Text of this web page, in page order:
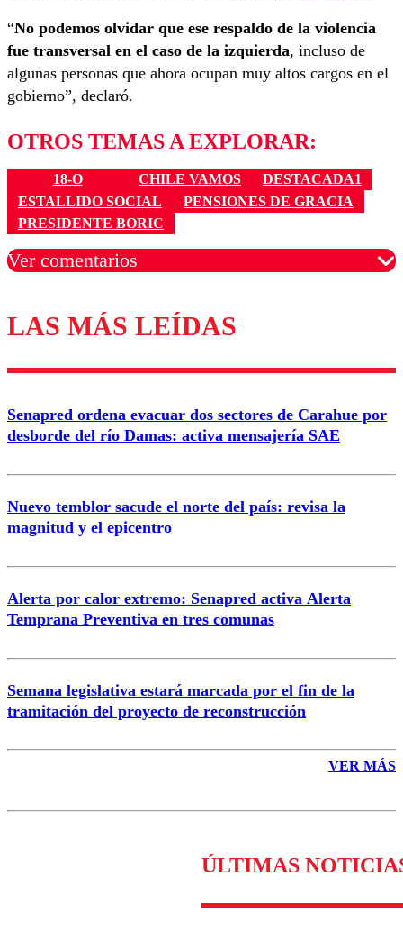
“No podemos olvidar que ese respaldo de la violencia
fue transversal en el caso de la izquierda, incluso de
algunas personas que ahora ocupan muy altos cargos en el
gobierno”, declaró.
OTROS TEMAS A EXPLORAR:
18-O CHILE VAMOS
DESTACADA1
ESTALLIDO SOCIAL
PENSIONES DE GRACIA
PRESIDENTE BORIC
Ver comentarios
Los comentarios son moderados para garantizar un
diálogo respetuoso.
Correo
LAS MÁS LEÍDAS
Senapred ordena evacuar dos sectores de Carahue por
desborde del río Damas: activa mensajería SAE
Nuevo temblor sacude el norte del país: revisa la
magnitud y el epicentro
Alerta por calor extremo: Senapred activa Alerta
Temprana Preventiva en tres comunas
Semana legislativa estará marcada por el fin de la
tramitación del proyecto de reconstrucción
VER MÁS
ÚLTIMAS